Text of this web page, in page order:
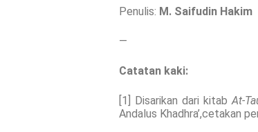
Penulis: M. Saifudin Hakim
—
Catatan kaki:
[1] Disarikan dari kitabAt-
Andalus Khadhra’,cetakan